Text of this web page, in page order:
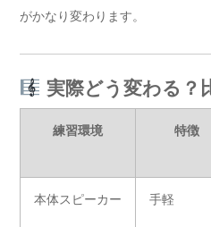
がかなり変わります。
実際どう変わる？
練習環境 特徴
本体スピーカー 手軽